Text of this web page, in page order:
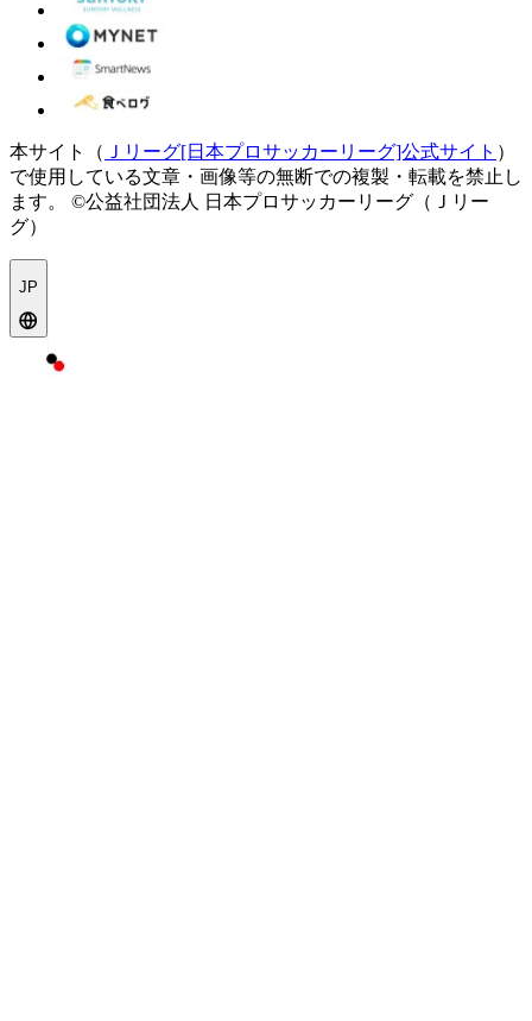
本サイト（ Ｊリーグ[日本プロサッカーリーグ]公式サイト ）
で使用している文章・画像等の無断での複製・転載を禁止し
ます。
©公益社団法人 日本プロサッカーリーグ（Ｊリー
グ）
JP